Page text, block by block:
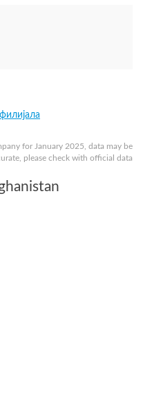
for January 2025, data may be
please check with official data